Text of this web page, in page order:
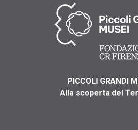
PICCOLI GRANDI
Alla scoperta del